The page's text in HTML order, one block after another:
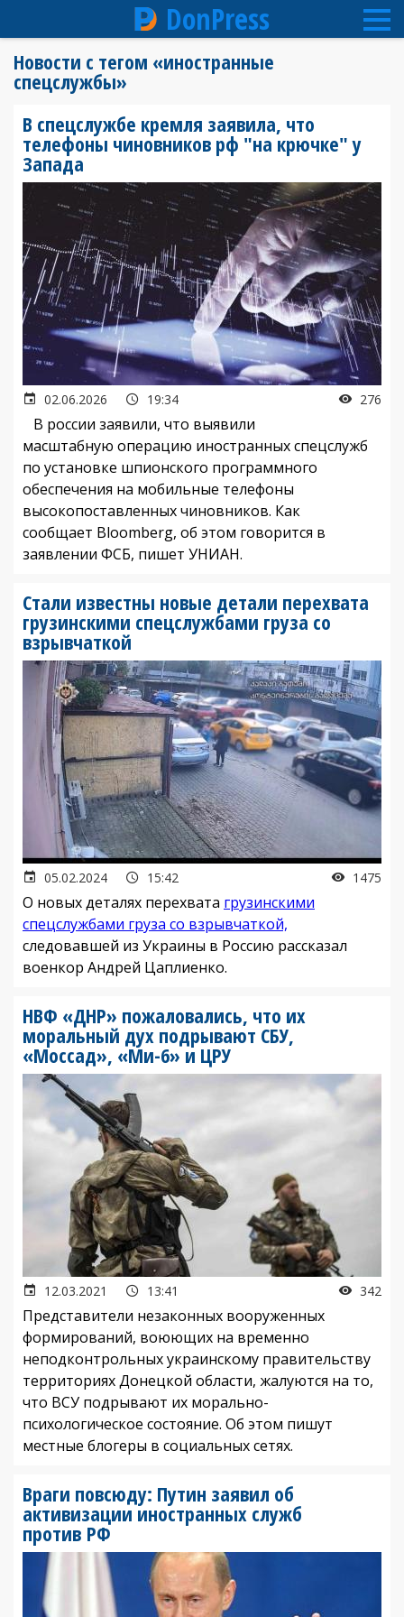
основному
содержанию
DonPress
Новости с тегом «иностранные
спецслужбы»
В спецслужбе кремля заявила, что
телефоны чиновников рф "на крючке" у
Запада
02.06.2026 19:34 276
В россии заявили, что выявили
масштабную операцию иностранных спецслужб
по установке шпионского программного
обеспечения на мобильные телефоны
высокопоставленных чиновников. Как
сообщает Bloomberg, об этом говорится в
заявлении ФСБ, пишет УНИАН.
Стали известны новые детали перехвата
грузинскими спецслужбами груза со
взрывчаткой
05.02.2024 15:42 1475
О новых деталях перехвата грузинскими
спецслужбами груза со взрывчаткой,
следовавшей из Украины в Россию рассказал
военкор Андрей Цаплиенко.
НВФ «ДНР» пожаловались, что их
моральный дух подрывают СБУ,
«Моссад», «Ми-6» и ЦРУ
12.03.2021 13:41 342
Представители незаконных вооруженных
формирований, воюющих на временно
неподконтрольных украинскому правительству
территориях Донецкой области, жалуются на то,
что ВСУ подрывают их морально-
психологическое состояние. Об этом пишут
местные блогеры в социальных сетях.
Враги повсюду: Путин заявил об
активизации иностранных служб
против РФ